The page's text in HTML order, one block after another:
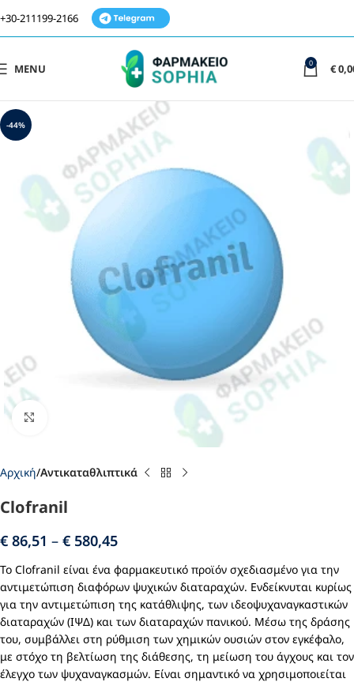
+30-211199-2166
MENU 0 €
-44%
Αρχική Αντικαταθλιπτικά
Clofranil
€ 86,51 – € 580,45
Το Clofranil είναι ένα φαρμακευτικό προϊόν σχεδιασμένο για την
αντιμετώπιση διαφόρων ψυχικών διαταραχών. Ενδείκνυται κυρίως
για την αντιμετώπιση της κατάθλιψης, των ιδεοψυχαναγκαστικών
διαταραχών (ΙΨΔ) και των διαταραχών πανικού. Μέσω της δράσης
του, συμβάλλει στη ρύθμιση των χημικών ουσιών στον εγκέφαλο,
με στόχο τη βελτίωση της διάθεσης, τη μείωση του άγχους και τον
έλεγχο των ψυχαναγκασμών. Είναι σημαντικό να χρησιμοποιείται